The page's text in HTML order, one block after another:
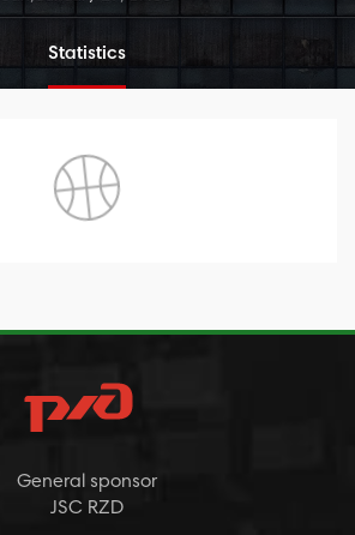
Statistics
General sponsor
JSC RZD